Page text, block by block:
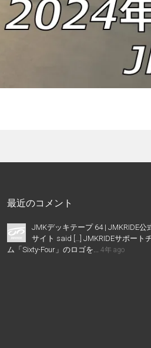
最近のコメント
JMKデッキテープ 64 | JMKRIDE公
サイト said […] JMKRIDEサポート
ム「Sixty-Four」のロゴを... 4年 ago